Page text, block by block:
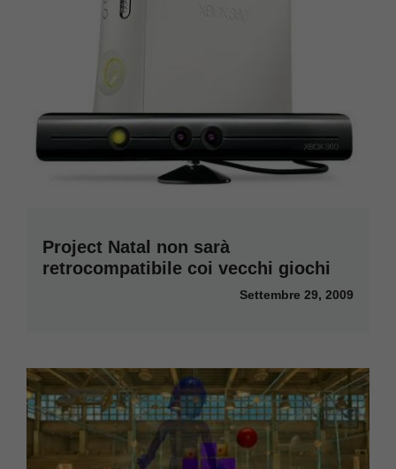
Project Natal non sarà
retrocompatibile coi vecchi giochi
Settembre 29, 2009